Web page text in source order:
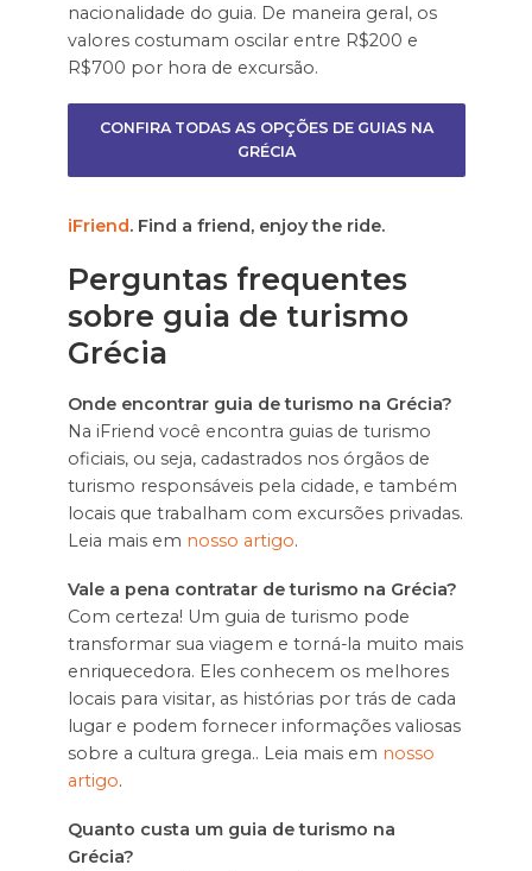
nacionalidade do guia. De maneira geral, os
valores costumam oscilar entre R$200 e
R$700 por hora de excursão.
CONFIRA TODAS AS OPÇÕES DE GUIAS NA
GRÉCIA
iFriend. Find a friend, enjoy the ride.
Perguntas frequentes
sobre guia de turismo
Grécia
Onde encontrar guia de turismo na Grécia?
Na iFriend você encontra guias de turismo
oficiais, ou seja, cadastrados nos órgãos de
turismo responsáveis pela cidade, e também
locais que trabalham com excursões privadas.
Leia mais em nosso artigo.
Vale a pena contratar de turismo na Grécia?
Com certeza! Um guia de turismo pode
transformar sua viagem e torná-la muito mais
enriquecedora. Eles conhecem os melhores
locais para visitar, as histórias por trás de cada
lugar e podem fornecer informações valiosas
sobre a cultura grega.. Leia mais em nosso
artigo.
Quanto custa um guia de turismo na
Grécia?